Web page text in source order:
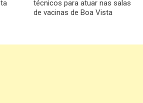
técnicos para atuar nas salas
de vacinas de Boa Vista